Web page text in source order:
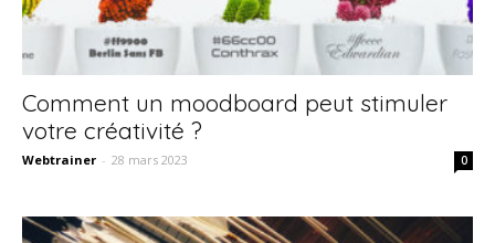
Comment un moodboard peut stimuler
votre créativité ?
Webtrainer - 28 mars 2023 0